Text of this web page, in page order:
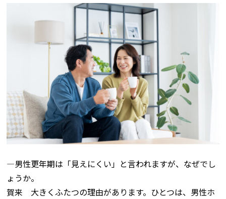
―男性更年期は「見えにくい」と言われますが、なぜでし
ょうか。
賀来 大きくふたつの理由があります。ひとつは、男性ホ